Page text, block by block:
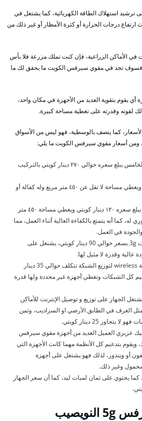
استهلاك الطاقة الكهربائية، كما يشتغل في
درجات الحرارة أو كثرة الأمطار أو غير ذلك من
الأماكن الزراعية، فإن كنت تملك مزرعة فلا بأس
تجد في مقوي سيرفس الكويت ما يحقق لك ما
أي يقوم بتقوية العديد من الأجهزة في مكان واحد،
لقوته وقدرته على تغطية مساحة كبيرة.
كما يتصف بالوسطية، فهو ليس من الأسواق
ومن أسعار مقوي سيرفس الكويت ما يلي:
افضل مقوي سيرفس 5g الجيل الخامس يبلغ سعره حوالي ٢٧٠ دينار كويتي بالتركيب
مقوى سيرفس ١٦٠ دينار كويتي ، ويعطي مساحة لا تقل عن ٤٥٠ متر مربع وله كفالة أو
افضل مقوي سيرفس الكويت 4g يبلغ سعره ١٢٠ دينار كويتي ويغطي مساحة ٤٥٠ متر
له، كما أنه يتمتع بالكفاءة العالية أثناء العمل، مما
في العمل.
افضل جهاز مقوي سيرفس الكويت 3g بسعر حوالي 90 دينار كويتي، يشتغل على
وقدرة لا مثيل لها.
جهاز مقوي شبكة سيرفس خارجية wireless لتوزيع الشبكة تتكلف حوالي 35 دينار
كل الشبكات وتغطي أجهزة غير محددة ولها قدرة
الجهاز على توزيع و توصيل الإنترنت للأماكن
الغرف في الطابق الأرضي او السراديب، وثمن
25 دينار كويتي.
عزيزي العميل العديد من أجهزة مقوي سيرفس
ويقوم بتدعيم كل الأنظمة مهما كانت الأجهزة التي
أو ويندوز، لذلك فهو يشتغل على أجهزة
وغير ذلك.
كما يحتوي على ثمان لمبات ليد، كما أن سعر الجهاز
5g النويصيب